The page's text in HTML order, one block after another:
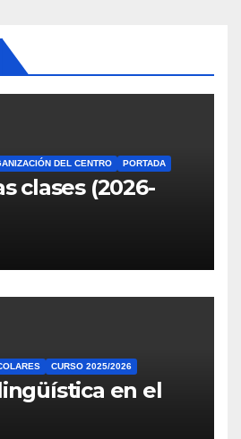
DEL CENTRO PORTADA
clases (2026-
CURSO 2025/2026
en el